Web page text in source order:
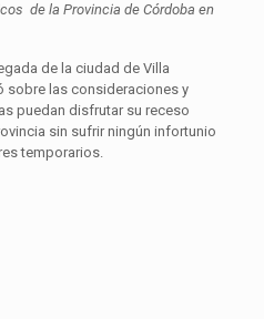
de la Provincia de Córdoba en
de la ciudad de Villa
sobre las consideraciones y
puedan disfrutar su receso
sin sufrir ningún infortunio
temporarios.